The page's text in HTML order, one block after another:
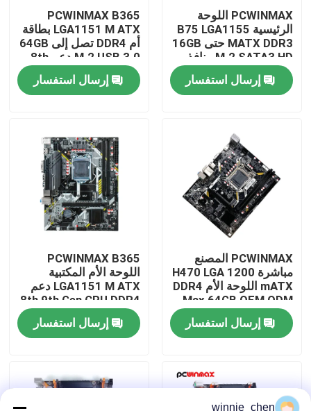
بيت
منتجات
أشرطة فيديو
معلومات عنا
جولة في المعمل
رقابة جودة
اتصل بنا
اطلب اقتباس
بطاقة الجرافيك التعدين
PCWINMAX اللوحة
الرئيسية B75 LGA1155
MATX DDR3 حتى 16GB
M.2 SATA3 HD منافذ
VGA لوحة سطح المكتب
لأجهزة الكمبيوتر المكتبية
وأنظمة الأعمال
إرسال استفسار
PCWINMAX B365
LGA1151 M ATX بطاقة
أم DDR4 تصل إلى 64GB
M.2 USB 3.0 دعم 8th
9th Gen المعالجات OEM
Wholesaleإرسال استفسار
PCWINMAX المصنع
مباشرة H470 LGA 1200
mATX اللوحة الأم DDR4
Max 64GB OEM ODM
دعم 10th 11th Gen
CPU بالجملة
إرسال استفسار
PCWINMAX B365
اللوحة الأم المكتبية
LGA1151 M ATX دعم
8th 9th Gen CPU DDR4
حتى 64GB M.2 USB 3.0
اللوحة الرئيسية OEM
Wholesale
إرسال استفسار
winnie_chen